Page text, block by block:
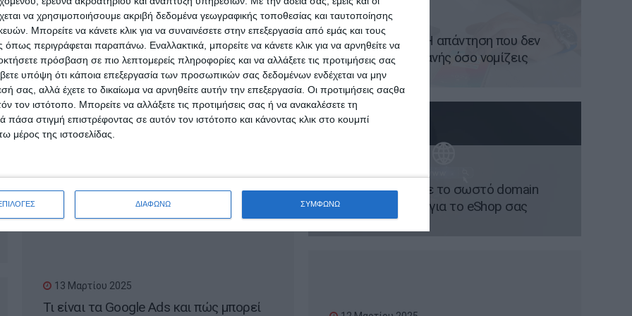
να χρησιμοποιήσουμε ακριβή δεδομένα γεωγραφικής τοποθεσίας και ταυτοποίησης
Μπορείτε να κάνετε κλικ για να συναινέσετε στην επεξεργασία από εμάς και τους
περιγράφεται παραπάνω. Εναλλακτικά, μπορείτε να κάνετε κλικ για να αρνηθείτε να
πρόσβαση σε πιο λεπτομερείς πληροφορίες και να αλλάξετε τις προτιμήσεις σας
υπόψη ότι κάποια επεξεργασία των προσωπικών σας δεδομένων ενδέχεται να μην
σας, αλλά έχετε το δικαίωμα να αρνηθείτε αυτήν την επεξεργασία. Οι προτιμήσεις σαςθα
τον ιστότοπο. Μπορείτε να αλλάξετε τις προτιμήσεις σας ή να ανακαλέσετε τη
στιγμή επιστρέφοντας σε αυτόν τον ιστότοπο και κάνοντας κλικ στο κουμπί
μέρος της ιστοσελίδας.
ΔΙΑΦΩΝΩ ΣΥΜΦΩΝΩ
γίνει viral στο internet;
20 Μαρτίου 2025
App Vs Website; Η απάντηση που δεν
είναι τόσο προφανής όσο νομίζεις
18 Μαρτίου 2025
ιστοσελίδα;
Πώς να επιλέξετε το σωστό domain
name και hosting για το eShop σας
13 Μαρτίου 2025
Τι είναι τα Google Ads και πώς μπορεί